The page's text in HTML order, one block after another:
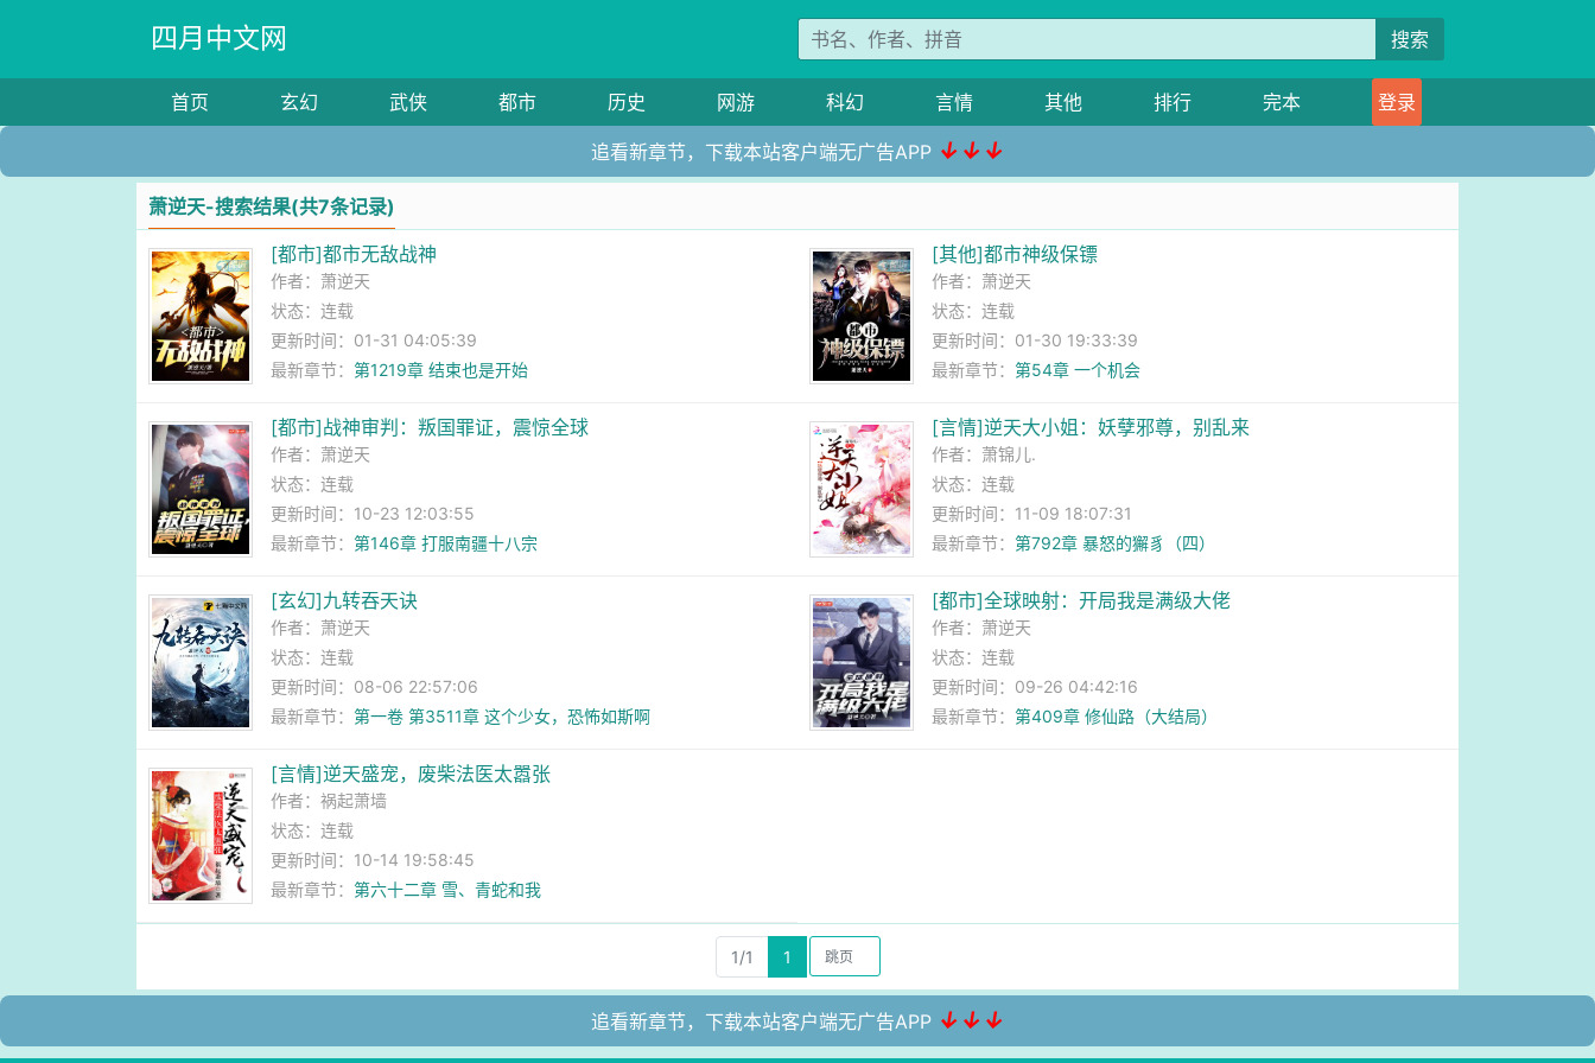
四月中文网 搜索
首页 玄幻 武侠 都市 历史 网游 科幻 言情 其他 排行 完本 登录
追看新章节，下载本站客户端无广告APP ↓↓↓
萧逆天-搜索结果(共7条记录)
[都市]都市无敌战神
作者： 萧逆天
状态：连载
更新时间：01-31 04:05:39
最新章节：第1219章 结束也是开始
[其他]都市神级保镖
作者： 萧逆天
状态：连载
更新时间：01-30 19:33:39
最新章节： 第54章 一个机会
[都市]战神审判：叛国罪证，震惊全球
作者： 萧逆天
状态：连载
更新时间：10-23 12:03:55
最新章节：第146章 打服南疆十八宗
[言情]逆天大小姐：妖孽邪尊，别乱来
作者： 萧锦儿.
状态：连载
更新时间：11-09 18:07:31
最新章节： 第792章 暴怒的獬豸（四）
[玄幻]九转吞天诀
作者： 萧逆天
状态：连载
更新时间：08-06 22:57:06
最新章节：第一卷 第3511章 这个少女，恐怖如斯啊
[都市]全球映射：开局我是满级大佬
作者： 萧逆天
状态：连载
更新时间：09-26 04:42:16
最新章节： 第409章 修仙路（大结局）
[言情]逆天盛宠，废柴法医太嚣张
作者：祸起萧墙
状态：连载
更新时间：10-14 19:58:45
最新章节：第六十二章 雪、青蛇和我
1/1 1
追看新章节，下载本站客户端无广告APP ↓↓↓